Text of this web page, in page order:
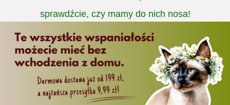
sprawdźcie, czy mamy do nich nosa!